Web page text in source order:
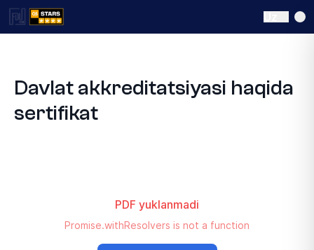
Davlat akkreditatsiyasi haqida
sertifikat
PDF yuklanmadi
Promise.withResolvers is not a function